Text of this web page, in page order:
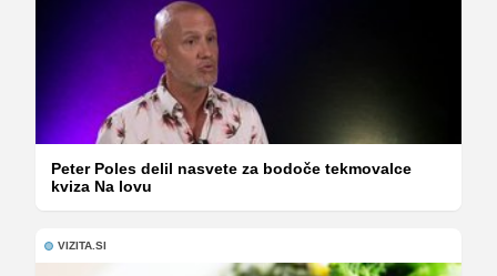
Peter Poles delil nasvete za bodoče tekmovalce
kviza Na lovu
VIZITA.SI